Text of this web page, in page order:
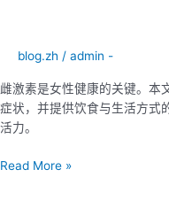
blog.zh / admin -
雌激素是女性健康的关键。本
症状，并提供饮食与生活方式
活力。
Read More »